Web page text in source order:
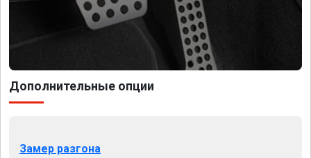
Дополнительные опции
Замер разгона